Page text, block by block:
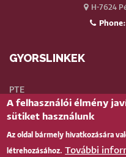
H-7624
Phone:
GYORSLINKEK
PTE
Neptun
Telefonkönyv
A felhasználói élmény
sütiket használunk
Az oldal bármely hivatkozására
létrehozásához. További